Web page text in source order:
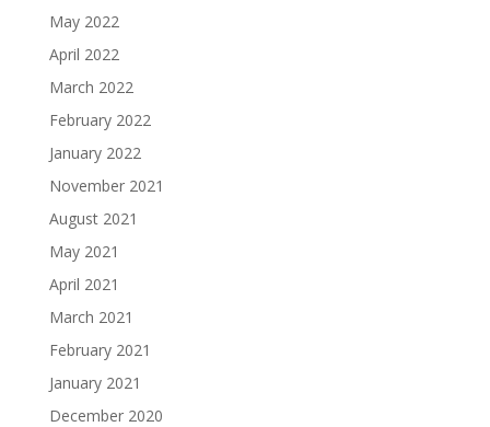
May 2022
April 2022
March 2022
February 2022
January 2022
November 2021
August 2021
May 2021
April 2021
March 2021
February 2021
January 2021
December 2020